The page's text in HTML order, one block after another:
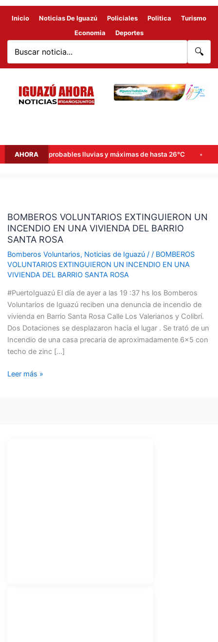
Inicio Noticias De Iguazú Policiales Politica
Turismo
Economia
Deportes
🔍
AHORA
semana: probables lluvias y máximas de hasta 26°C
BOMBEROS VOLUNTARIOS EXTINGUIERON UN
INCENDIO EN UNA VIVIENDA DEL BARRIO
SANTA ROSA
Bomberos Voluntarios, Noticias de Iguazú/ / BOMBEROS
VOLUNTARIOS EXTINGUIERON UN INCENDIO EN UNA
VIVIENDA DEL BARRIO SANTA ROSA
#PuertoIguazú El día de ayer a las 19 :37 hs los Bomberos
Voluntarios de Iguazú reciben una denuncia de incendio de
vivienda en Barrio Santa Rosa Calle Los Valerianos y Colibrí.
Dos Dotaciones se desplazaron hacia el lugar . Se trató de un
Incendio de una casa precaria de aproximadamente 6×5 con
techo de zinc […]
EXTINGUIERON
UN
INCENDIO
EN
UNA
VIVIENDA
DEL
BARRIO
SANTA
ROSA
Leer más »